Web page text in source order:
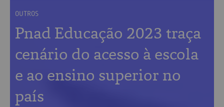
OUTROS
Pnad Educação 2023 traça
cenário do acesso à escola
e ao ensino superior no
país